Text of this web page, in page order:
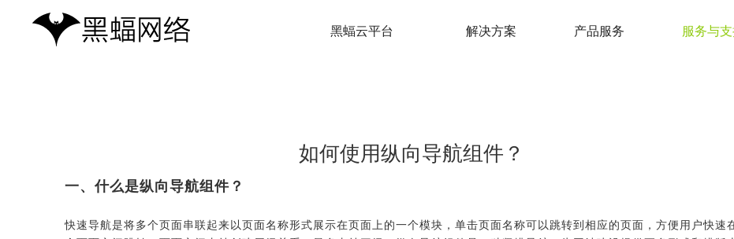
黑蝠云平台 解决方案 产品服务 服务与
如何使用纵向导航组件？
一、什么是纵向导航组件？
快速导航是将多个页面串联起来以页面名称形式展示在页面上的一个模块，单击页面名称可以跳转到相应的页面，方便用户快速